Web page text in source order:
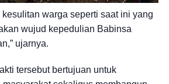
kesulitan warga seperti saat ini yang
wujud kepedulian Babinsa
ujarnya.
tersebut bertujuan untuk